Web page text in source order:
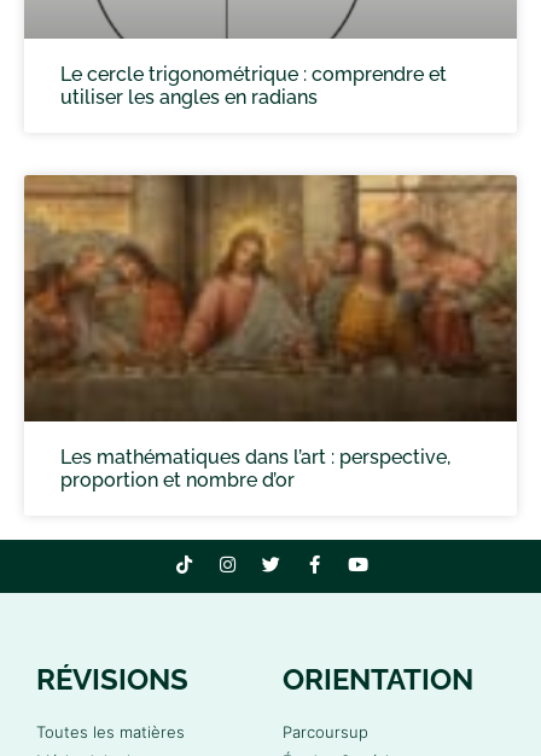
Le cercle trigonométrique : comprendre et
utiliser les angles en radians
Les mathématiques dans l’art : perspective,
proportion et nombre d’or
RÉVISIONS
Toutes les matières
ORIENTATION
Parcoursup